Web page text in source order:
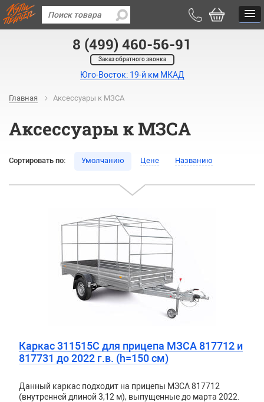
8 (499) 460-56-91
Заказ обратного звонка
Юго-Восток: 19-й км МКАД
Главная Аксессуары к МЗСА
Аксессуары к МЗСА
Сортировать по: Умолчанию Цене Названию
Каркас 311515С для прицепа МЗСА 817712 и
817731 до 2022 г.в. (h=150 см)
Данный каркас подходит на прицепы МЗСА 817712
(внутренней длиной 3,12 м), выпущенные до марта 2022.